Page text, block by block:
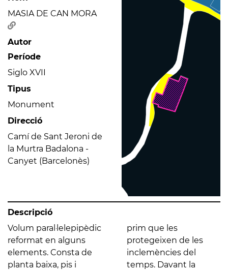
MASIA DE CAN MORA
Autor
Període
Siglo XVII
Tipus
Monument
Direcció
Camí de Sant Jeroni de
la Murtra Badalona -
Canyet (Barcelonès)
Descripció
Volum paral·lelepipèdic
reformat en alguns
elements. Consta de
planta baixa, pis i
prim que les
protegeixen de les
inclemències del
temps. Davant la